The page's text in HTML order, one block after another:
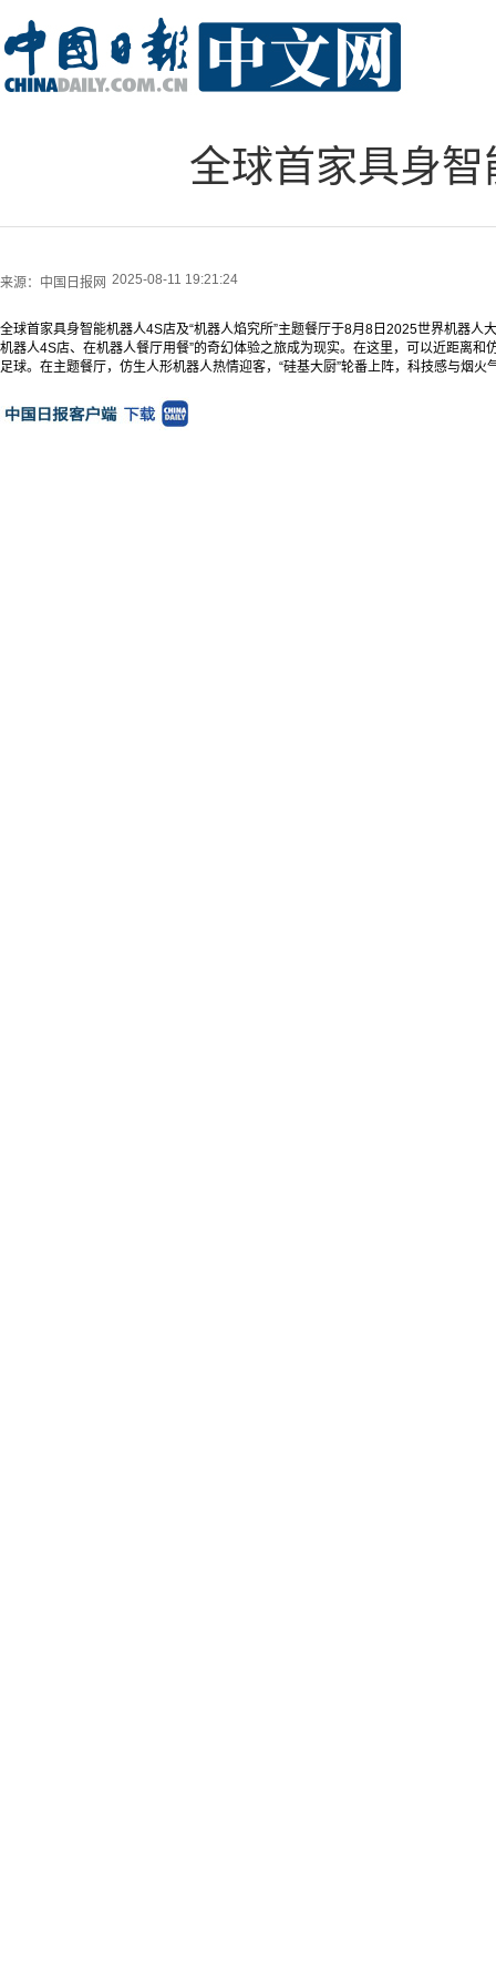
全球首家具身
来源： 中国日报网 2025-08-11 19:21:24
全球首家具身智能机器人4S店及“机器人焰究所”主题餐厅于8月8日2025世界机器人
机器人4S店、在机器人餐厅用餐”的奇幻体验之旅成为现实。在这里，可以近距离和
足球。在主题餐厅，仿生人形机器人热情迎客，“硅基大厨”轮番上阵，科技感与烟火